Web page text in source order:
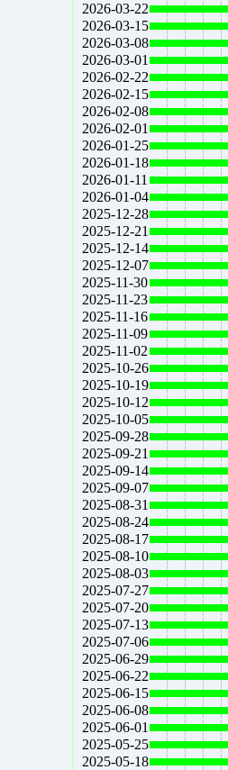
2026-03-22
2026-03-15
2026-03-08
2026-03-01
2026-02-22
2026-02-15
2026-02-08
2026-02-01
2026-01-25
2026-01-18
2026-01-11
2026-01-04
2025-12-28
2025-12-21
2025-12-14
2025-12-07
2025-11-30
2025-11-23
2025-11-16
2025-11-09
2025-11-02
2025-10-26
2025-10-19
2025-10-12
2025-10-05
2025-09-28
2025-09-21
2025-09-14
2025-09-07
2025-08-31
2025-08-24
2025-08-17
2025-08-10
2025-08-03
2025-07-27
2025-07-20
2025-07-13
2025-07-06
2025-06-29
2025-06-22
2025-06-15
2025-06-08
2025-06-01
2025-05-25
2025-05-18